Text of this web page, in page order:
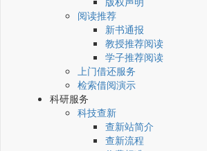
阅读推荐
新书通报
教授推荐阅读
学子推荐阅读
上门借还服务
检索借阅演示
科研服务
科技查新
查新站简介
查新流程